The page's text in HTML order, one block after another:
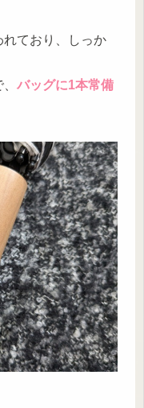
ており、しっか
バッグに1本常備